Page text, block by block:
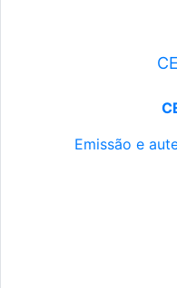
Emissão e